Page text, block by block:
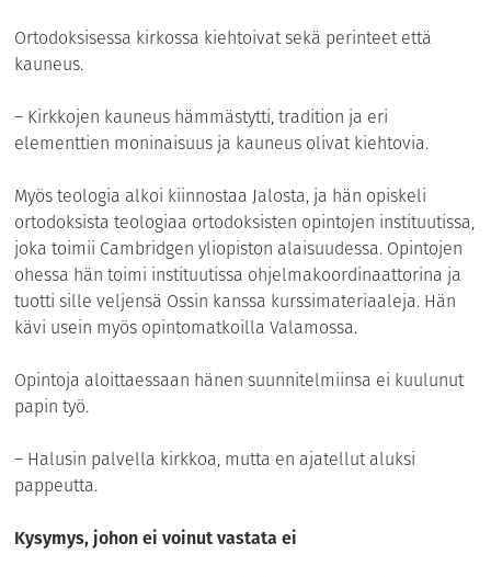
Ortodoksisessa kirkossa kiehtoivat sekä perinteet että
kauneus.
– Kirkkojen kauneus hämmästytti, tradition ja eri
elementtien moninaisuus ja kauneus olivat kiehtovia.
Myös teologia alkoi kiinnostaa Jalosta, ja hän opiskeli
ortodoksista teologiaa ortodoksisten opintojen instituutissa,
joka toimii Cambridgen yliopiston alaisuudessa. Opintojen
ohessa hän toimi instituutissa ohjelmakoordinaattorina ja
tuotti sille veljensä Ossin kanssa kurssimate­riaaleja. Hän
kävi usein myös opintomatkoilla Valamossa.
Opintoja aloittaessaan hänen suunnitelmiinsa ei kuulunut
papin työ.
– Halusin palvella kirkkoa, mutta en ajatellut aluksi
pappeutta.
Kysymys, johon ei voinut vastata ei